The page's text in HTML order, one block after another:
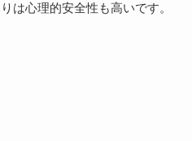
は心理的安全性も高いです。